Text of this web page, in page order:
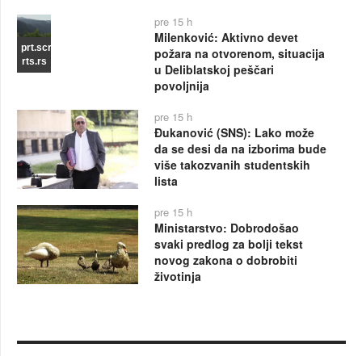
prt.scr
rts.rs
pre 15 h
Milenković: Aktivno devet
požara na otvorenom, situacija
u Deliblatskoj peščari
povoljnija
pre 15 h
Đukanović (SNS): Lako može
da se desi da na izborima bude
više takozvanih studentskih
lista
pre 15 h
Ministarstvo: Dobrodošao
svaki predlog za bolji tekst
novog zakona o dobrobiti
životinja